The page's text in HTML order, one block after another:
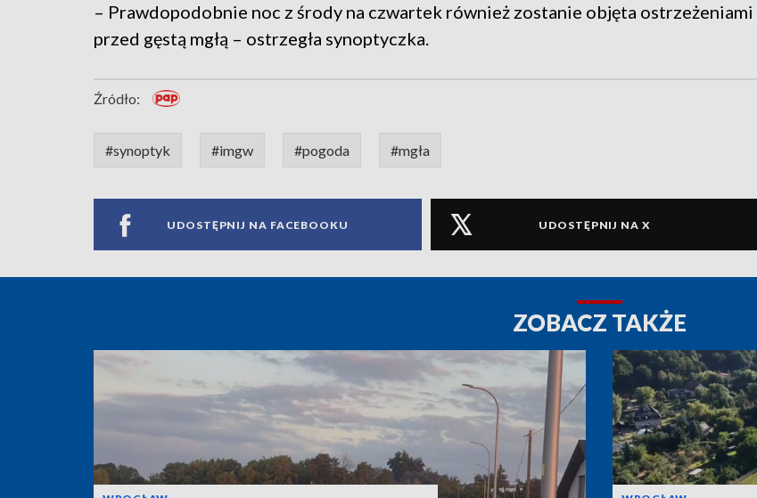
– Prawdopodobnie noc z środy na czwartek również zostanie objęta ostrzeżeniami
przed gęstą mgłą – ostrzegła synoptyczka.
Źródło:
#synoptyk #imgw #pogoda #mgła
UDOSTĘPNIJ NA FACEBOOKU UDOSTĘPNIJ NA X
ZOBACZ TAKŻE